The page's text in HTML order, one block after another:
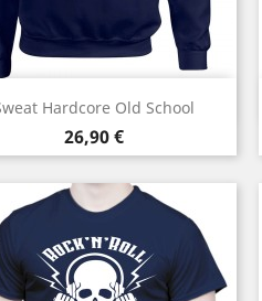
Hardcore Old School
Prix
26,90 €
Aperçu rapide